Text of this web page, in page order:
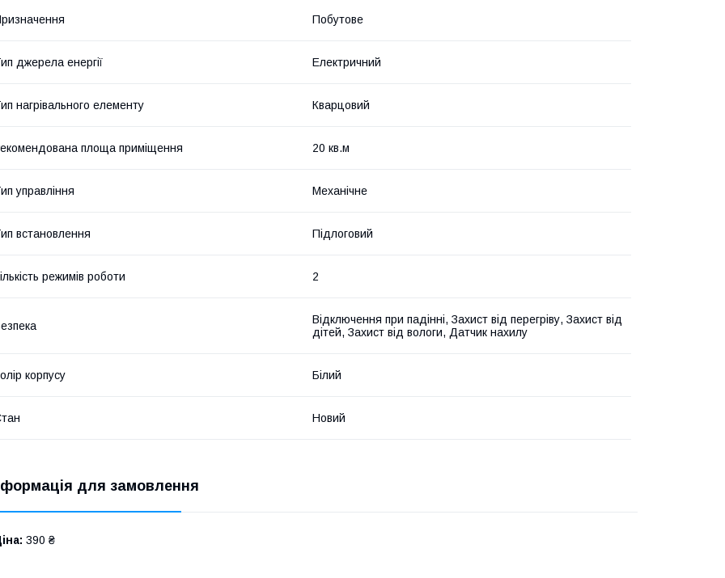
Побутове
джерела енергії Електричний
нагрівального елементу Кварцовий
площа приміщення 20 кв.м
управління Механічне
встановлення Підлоговий
режимів роботи 2
Відключення при падінні, Захист від перегріву, Захист від
дітей, Захист від вологи, Датчик нахилу
корпусу Білий
Новий
для замовлення
390 ₴